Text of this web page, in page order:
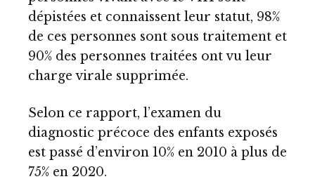
dépistées et connaissent leur statut, 98%
de ces personnes sont sous traitement et
90% des personnes traitées ont vu leur
charge virale supprimée.
Selon ce rapport, l’examen du
diagnostic précoce des enfants exposés
est passé d’environ 10% en 2010 à plus de
75% en 2020.